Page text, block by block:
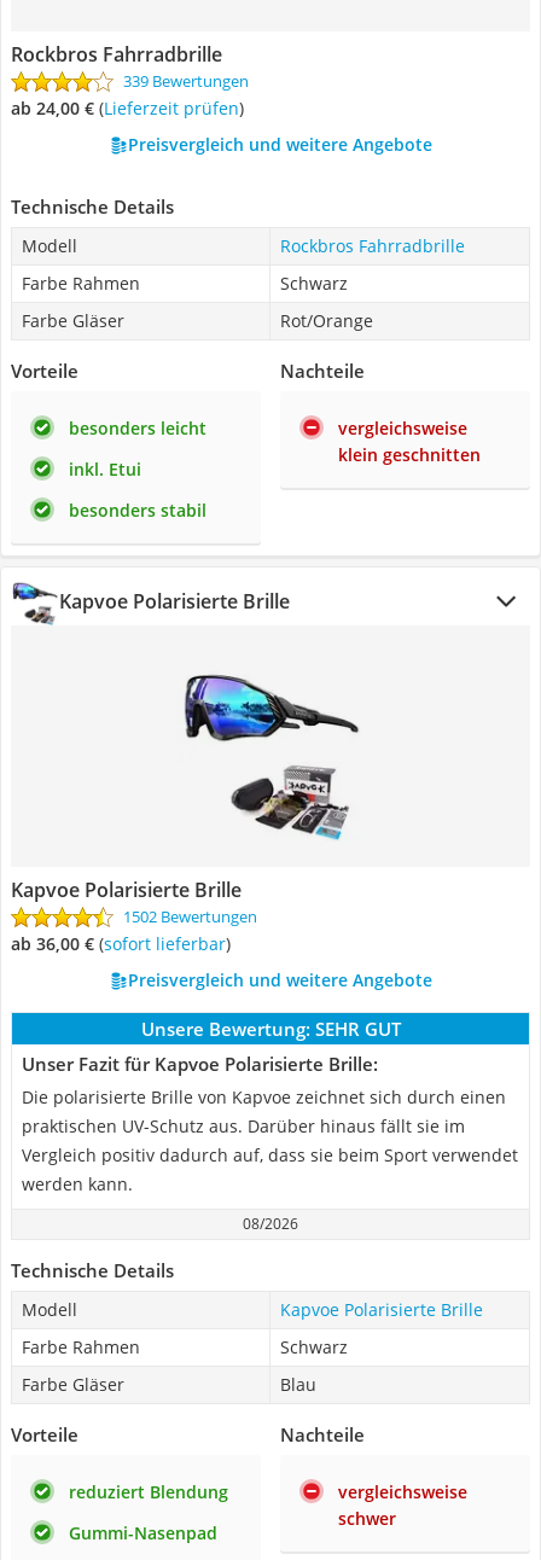
Rockbros Fahrradbrille
339 Bewertungen
ab 24,00 € (Lieferzeit prüfen)
Preisvergleich und weitere Angebote
Technische Details
Modell
Rockbros Fahrradbrille
Farbe Rahmen
Schwarz
Farbe Gläser
Rot/Orange
Vorteile
besonders leicht
inkl. Etui
besonders stabil
Nachteile
vergleichsweise
klein geschnitten
Kapvoe Polarisierte Brille
Kapvoe Polarisierte Brille
1502 Bewertungen
ab 36,00 € ( Sofort lieferbar)
Preisvergleich und weitere Angebote
Unsere Bewertung: SEHR GUT
Unser Fazit für Kapvoe Polarisierte Brille:
Die polarisierte Brille von Kapvoe zeichnet sich durch einen
praktischen UV-Schutz aus. Darüber hinaus fällt sie im
Vergleich positiv dadurch auf, dass sie beim Sport verwendet
werden kann.
08/2026
Technische Details
Modell
Kapvoe Polarisierte Brille
Farbe Rahmen
Schwarz
Farbe Gläser
Blau
Vorteile
reduziert Blendung
Gummi-Nasenpad
Nachteile
vergleichsweise
schwer